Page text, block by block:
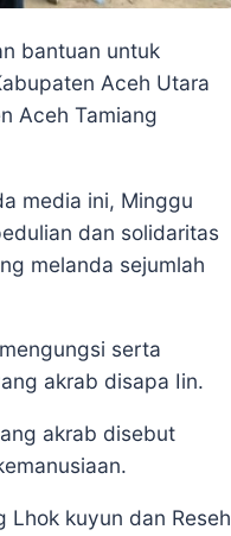
bantuan untuk
Aceh Utara
Aceh Tamiang
media ini, Minggu
dan solidaritas
melanda sejumlah
serta
akrab disapa Iin.
akrab disebut
Lhok kuyun dan Reseh